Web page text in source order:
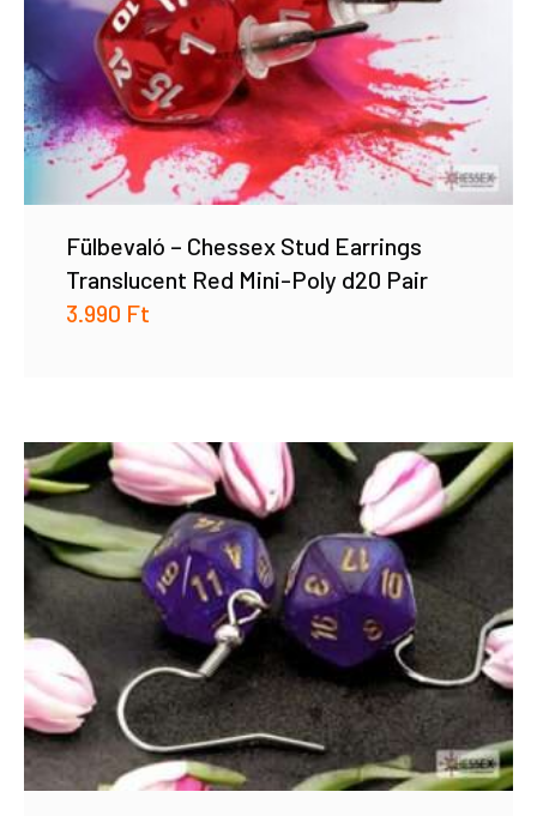
Fülbevaló – Chessex Stud Earrings
Translucent Red Mini-Poly d20 Pair
3.990 Ft